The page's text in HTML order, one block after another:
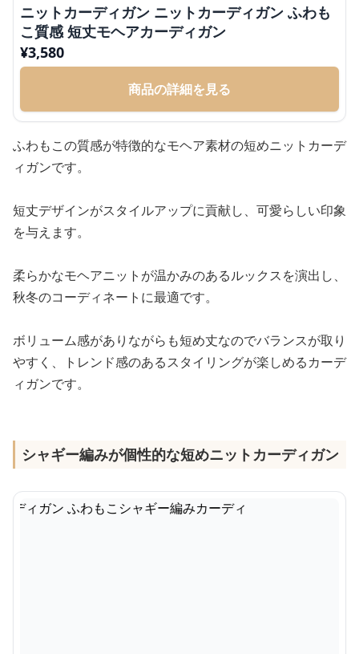
ニットカーディガン ニットカーディガン ふわも
こ質感 短丈モヘアカーディガン
¥3,580
商品の詳細を見る
ふわもこの質感が特徴的なモヘア素材の短めニットカーデ
ィガンです。
短丈デザインがスタイルアップに貢献し、可愛らしい印象
を与えます。
柔らかなモヘアニットが温かみのあるルックスを演出し、
秋冬のコーディネートに最適です。
ボリューム感がありながらも短め丈なのでバランスが取り
やすく、トレンド感のあるスタイリングが楽しめるカーデ
ィガンです。
シャギー編みが個性的な短めニットカーディガン